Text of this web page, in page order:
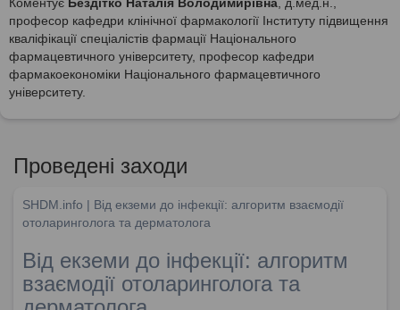
професор кафедри клінічної фармакології Інституту підвищення
кваліфікації спеціалістів фармації Національного
фармацевтичного університету, професор кафедри
фармакоекономіки Національного фармацевтичного
університету.
Проведені заходи
SHDM.info | Від екземи до інфекції: алгоритм взаємодії
отоларинголога та дерматолога
Від екземи до інфекції: алгоритм
взаємодії отоларинголога та